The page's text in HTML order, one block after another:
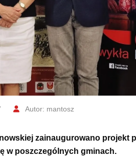
Autor: mantosz
zainaugurowano projekt
w poszczególnych gminach.